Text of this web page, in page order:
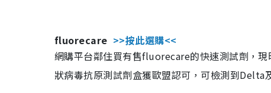
fluorecare >>按此選購<<
網購平台鄰住買有售fluorecare的快速測試劑，
狀病毒抗原測試劑盒獲歐盟認可，可檢測到